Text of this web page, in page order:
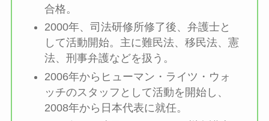
合格。
2000年、司法研修所修了後、弁護士と
して活動開始。主に難民法、移民法、憲
法、刑事弁護などを扱う。
2006年からヒューマン・ライツ・ウォ
ッチのスタッフとして活動を開始し、
2008年から日本代表に就任。